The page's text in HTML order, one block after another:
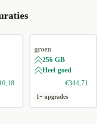
groen
256 GB
Heel goed
€344,71
1+ upgrades